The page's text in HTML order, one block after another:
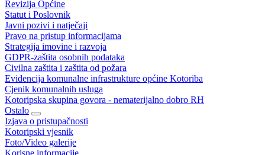
Revizija Općine
Statut i Poslovnik
Javni pozivi i natječaji
Pravo na pristup informacijama
Strategija imovine i razvoja
GDPR-zaštita osobnih podataka
Civilna zaštita i zaštita od požara
Evidencija komunalne infrastrukture općine Kotoriba
Cjenik komunalnih usluga
Kotoripska skupina govora - nematerijalno dobro RH
Ostalo
Izjava o pristupačnosti
Kotoripski vjesnik
Foto/Video galerije
Korisne informacije